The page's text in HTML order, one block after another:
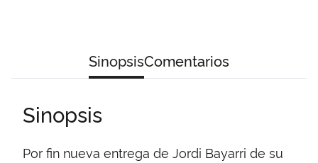
SinopsisComentarios
Sinopsis
Por fin nueva entrega de Jordi Bayarri de su